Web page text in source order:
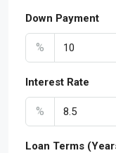
Down Payment
%
Interest Rate
%
Loan Terms